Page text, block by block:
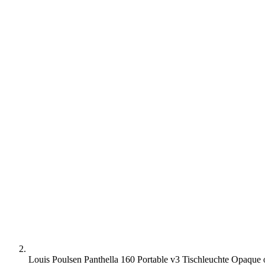
Louis Poulsen Panthella 160 Portable v3 Tischleuchte Opaque